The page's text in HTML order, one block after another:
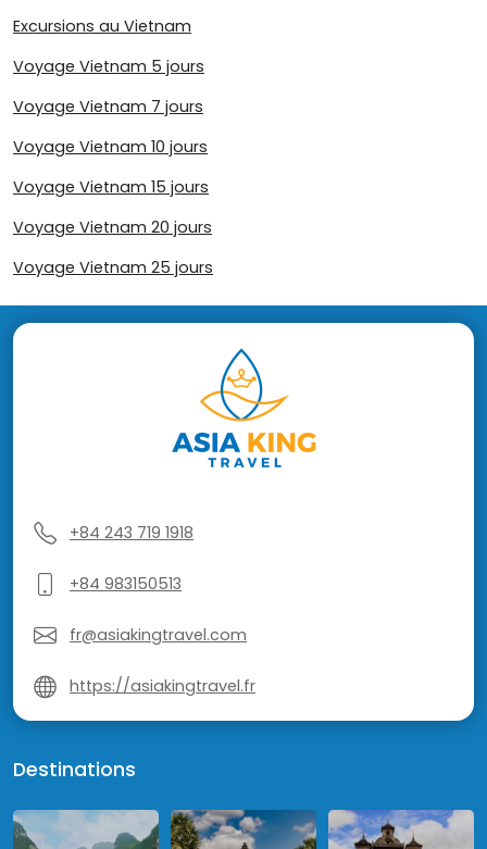
Excursions au Vietnam
Voyage Vietnam 5 jours
Voyage Vietnam 7 jours
Voyage Vietnam 10 jours
Voyage Vietnam 15 jours
Voyage Vietnam 20 jours
Voyage Vietnam 25 jours
+84 243 719 1918
+84 983150513
fr@asiakingtravel.com
https://asiakingtravel.fr
Destinations